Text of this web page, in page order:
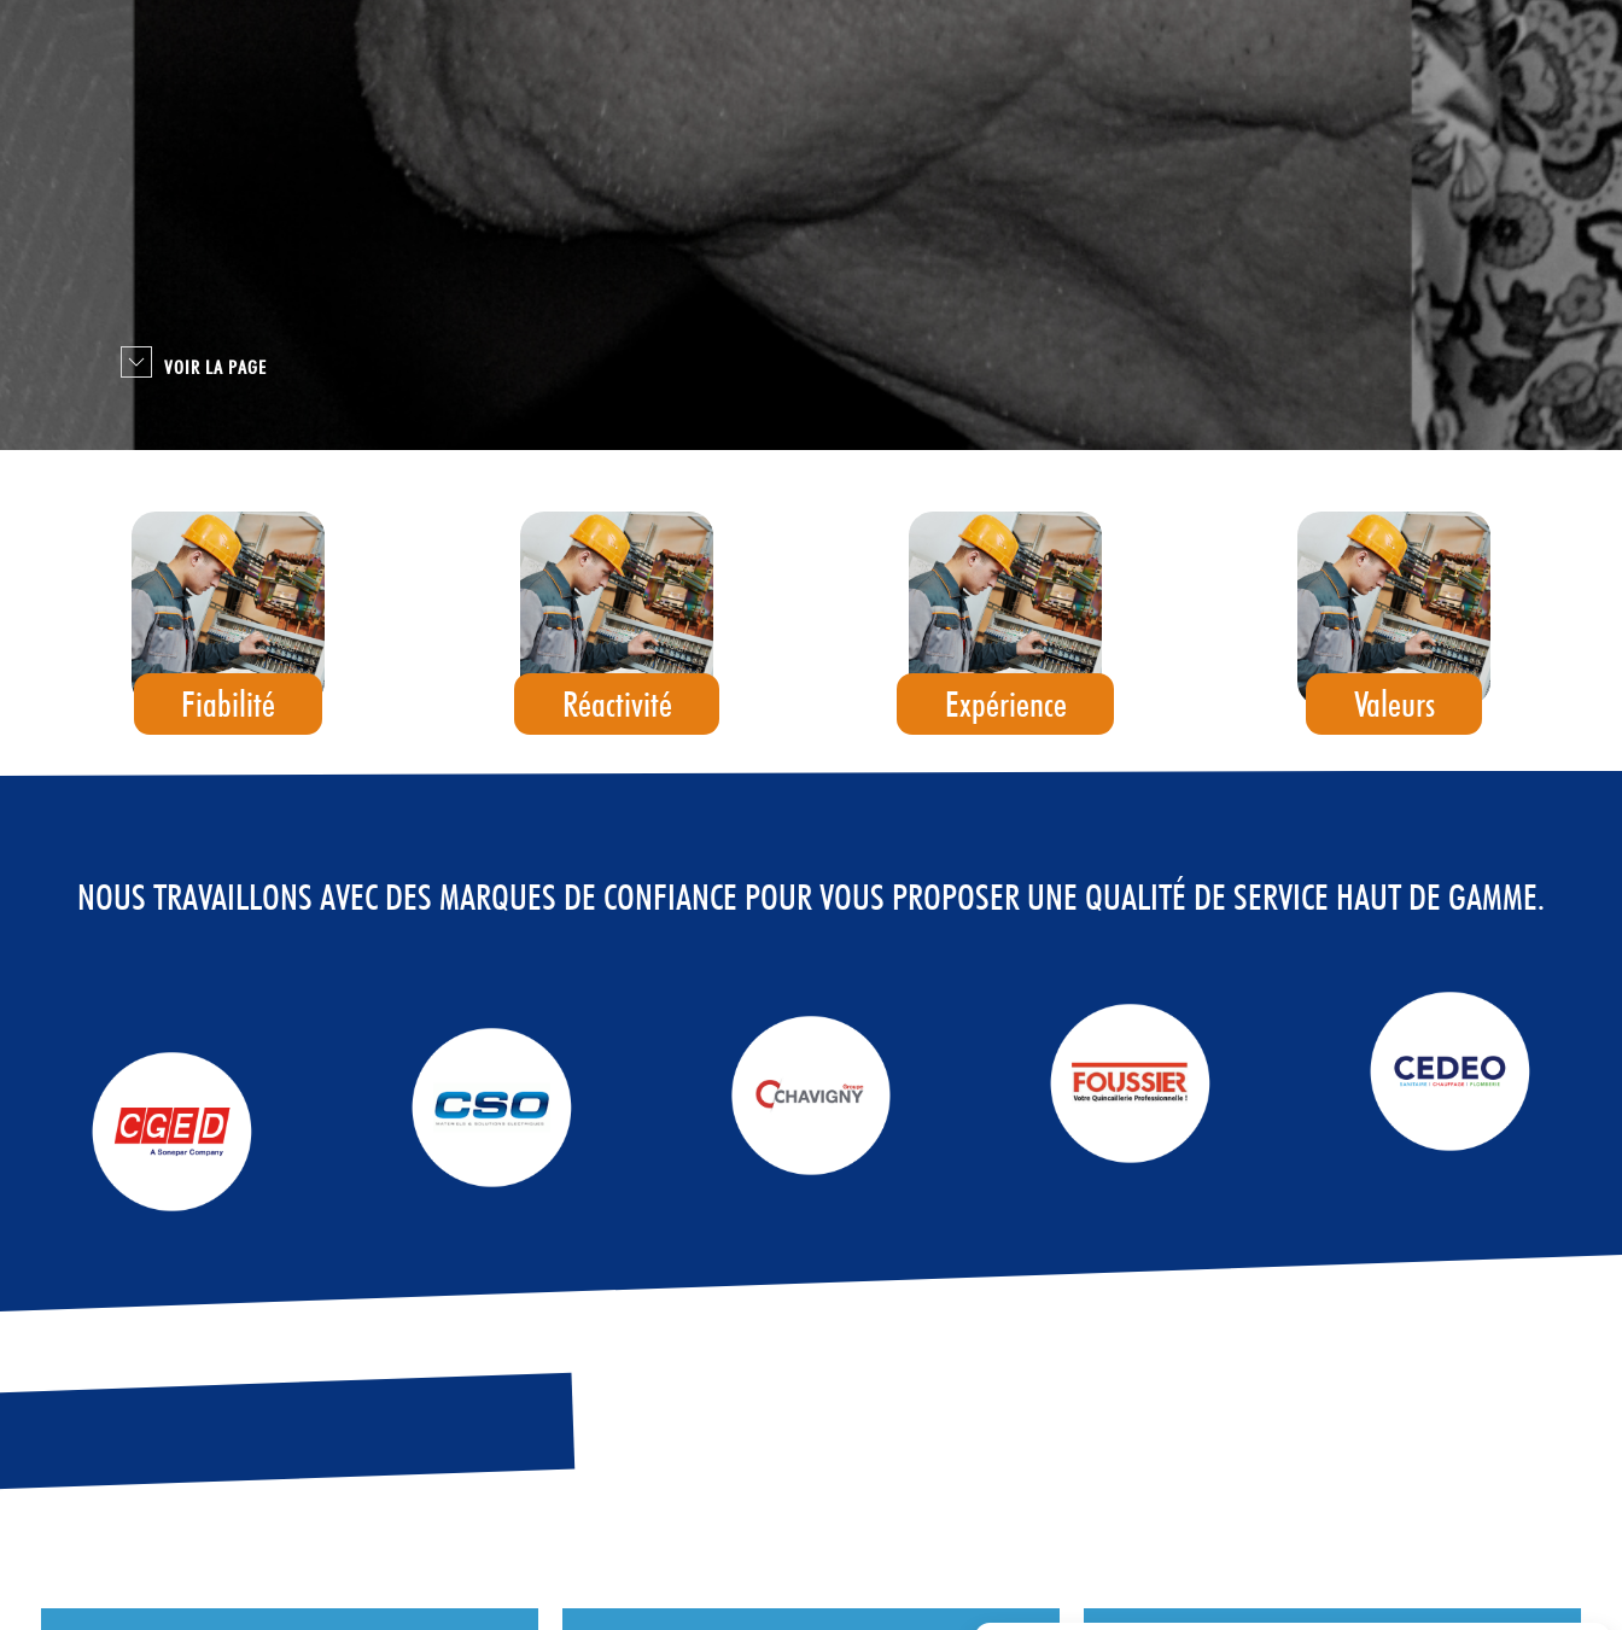
VOIR LA PAGE
Fiabilité Réactivité Expérience Valeurs
NOUS TRAVAILLONS AVEC DES MARQUES DE CONFIANCE POUR VOUS PROPOSER UNE QUALITÉ DE SERVICE HAUT DE GAMME.
NOS ACTIVITÉS